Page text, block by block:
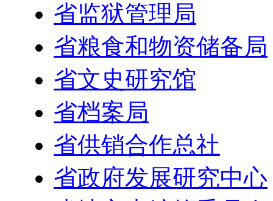
省监狱管理局
省粮食和物资储备局
省文史研究馆
省档案局
省供销合作总社
省政府发展研究中心